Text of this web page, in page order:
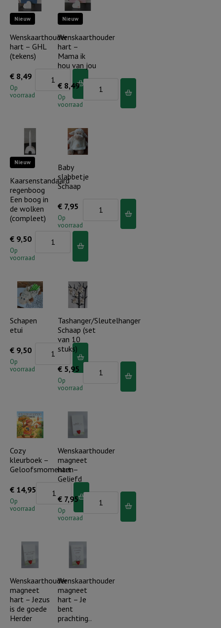
aantal
aantal
Nieuw
Wenskaarthouder
hart – GHL
(tekens)
€ 8,49
Op
voorraad
(tekens)
aantal
Nieuw
Wenskaarthouder
hart –
Mama ik
hou van jou
€ 8,49
Op
voorraad
Wenskaarthouder
hart
ik
hou
jou
Nieuw
Kaarsenstandaard
regenboog
Een boog in
de wolken
(compleet)
€ 9,50
Op
voorraad
Kaarsenstandaard
in
de
wolken
(compleet)
Baby
slabbetje
Schaap
€ 7,95
Op
voorraad
Schaap
aantal
Schapen
etui
€ 9,50
Op
voorraad
Schapen
Tashanger/Sleutelhanger
Schaap (set
van 10
stuks)
€ 5,95
Op
voorraad
stuks)
aantal
Cozy
kleurboek –
Geloofsmomenten
€ 14,95
Op
voorraad
kleurboek
aantal
Wenskaarthouder
magneet
hart –
Geliefd
€ 7,95
Op
voorraad
Wenskaarthouder
magneet
Wenskaarthouder
magneet
hart – Jezus
is de goede
Herder
Wenskaarthouder
magneet
hart – Je
bent
prachting..